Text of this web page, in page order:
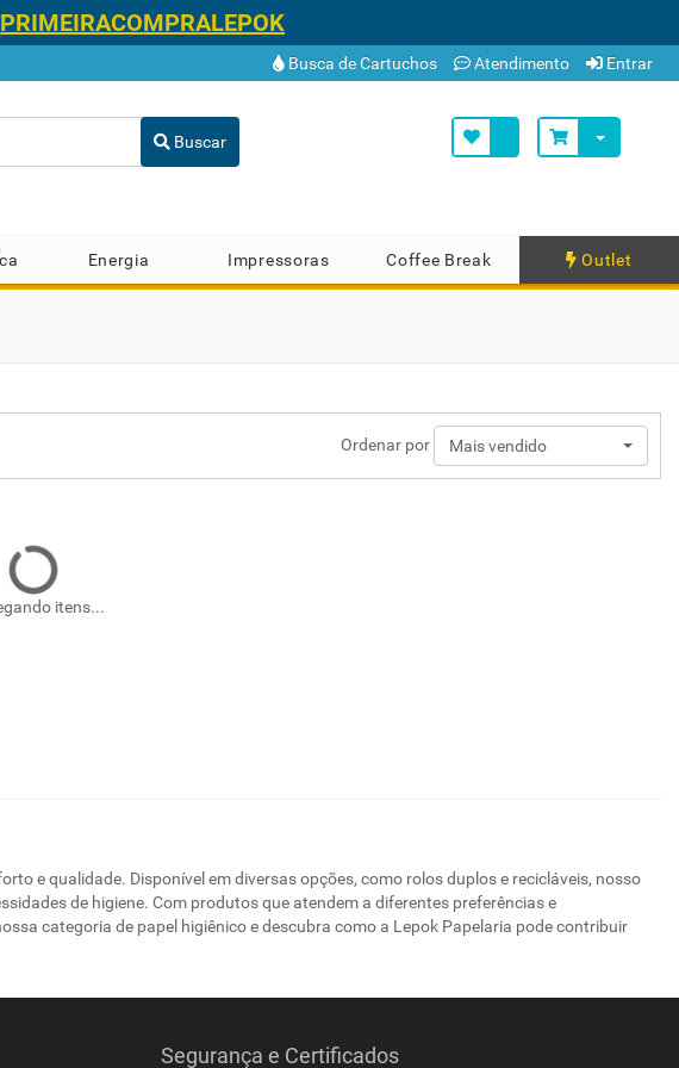
PRIMEIRACOMPRALEPOK
Busca de Cartuchos Atendimento Entrar
Buscar
Energia Impressoras Coffee Break Outlet
Ordenar por Mais vendido
itens...
e qualidade. Disponível em diversas opções, como rolos duplos e recicláveis, nosso
de higiene. Com produtos que atendem a diferentes preferências e
categoria de papel higiênico e descubra como a Lepok Papelaria pode contribuir
Segurança e Certificados